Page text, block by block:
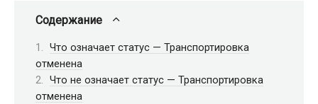
Содержание
Что означает статус — Транспортировка
отменена
Что не означает статус — Транспортировка
отменена